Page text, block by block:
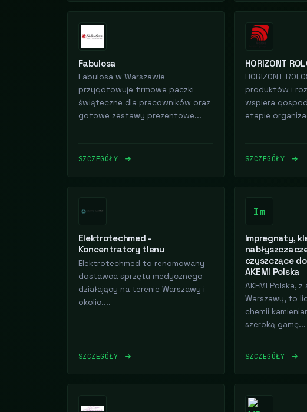
Fabulosa
Fabulosa w Warszawie
przygotowuje firmowe paczki
świąteczne dla pracowników oraz
gotowe zestawy prezentowe...
SZCZEGÓŁY
HORIZONT
HORIZONT
produktów i
wspiera
etapie
SZCZEGÓŁY
Elektrotechmed -
Koncentratory tlenu
Elektrotechmed to renomowany
dostawca sprzętu medycznego
działający na terenie Warszawy i
okolic....
SZCZEGÓŁY
Im
Impregnaty,
czyszczące
AKEMI Polska
AKEMI Polska,
Warszawy, to
chemii
szeroką gamę...
SZCZEGÓŁY